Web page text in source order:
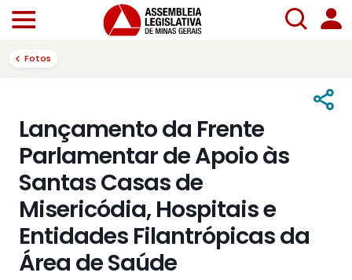
Fotos
Lançamento da Frente
Parlamentar de Apoio às
Santas Casas de
Misericódia, Hospitais e
Entidades Filantrópicas da
Área de Saúde